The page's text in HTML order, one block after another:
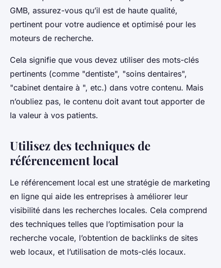
GMB, assurez-vous qu’il est de haute qualité,
pertinent pour votre audience et optimisé pour les
moteurs de recherche.
Cela signifie que vous devez utiliser des mots-clés
pertinents (comme "dentiste", "soins dentaires",
"cabinet dentaire à ", etc.) dans votre contenu. Mais
n’oubliez pas, le contenu doit avant tout apporter de
la valeur à vos patients.
Utilisez des techniques de
référencement local
Le référencement local est une stratégie de marketing
en ligne qui aide les entreprises à améliorer leur
visibilité dans les recherches locales. Cela comprend
des techniques telles que l’optimisation pour la
recherche vocale, l’obtention de backlinks de sites
web locaux, et l’utilisation de mots-clés locaux.